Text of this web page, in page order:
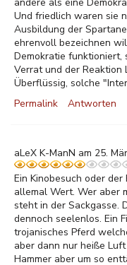
Und friedlich waren sie
Ausbildung der
ehrenvoll bezeichnen
Demokratie funktioniert,
Verrat und der Reaktion
Überflüssig, solche
Permalink
Antworten
aLeX K-ManN am 25.
Ein Kinobesuch oder
allemal Wert. Wer aber
steht in der Sackgasse.
dennoch seelenlos. Ein
trojanisches Pferd
aber dann nur heiße
Hammer aber um so